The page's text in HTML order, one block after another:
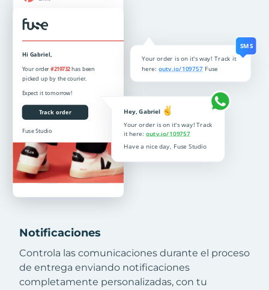
Notificaciones
Controla las comunicaciones durante el proceso
de entrega enviando notificaciones
completamente personalizadas, con tu